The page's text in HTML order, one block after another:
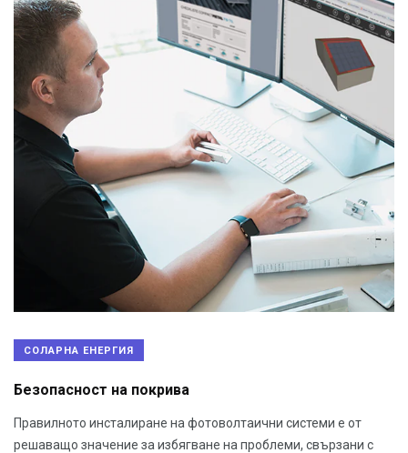
СОЛАРНА ЕНЕРГИЯ
Безопасност на покрива
Правилното инсталиране на фотоволтаични системи е от
решаващо значение за избягване на проблеми, свързани с